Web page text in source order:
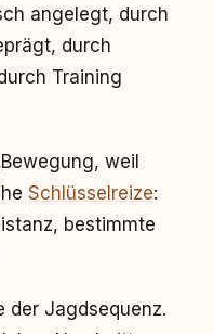
angelegt, durch
durch
Training
weil
Schlüsselreize:
bestimmte
der Jagdsequenz.